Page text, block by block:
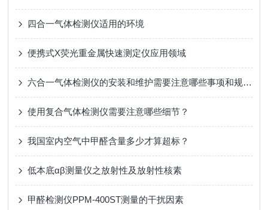
四合一气体检测仪适用的环境
便携式X荧光重金属快速测定仪应用领域
六合一气体检测仪的安装和维护需要注意哪些事项和规范？
使用复合气体检测仪需要注意哪些细节？
我国室内空气中甲醛含量多少才算超标？
低本底αβ测量仪之放射性及放射性核素
甲醛检测仪PPM-400ST测量的干扰因素